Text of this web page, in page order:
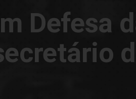
Defesa